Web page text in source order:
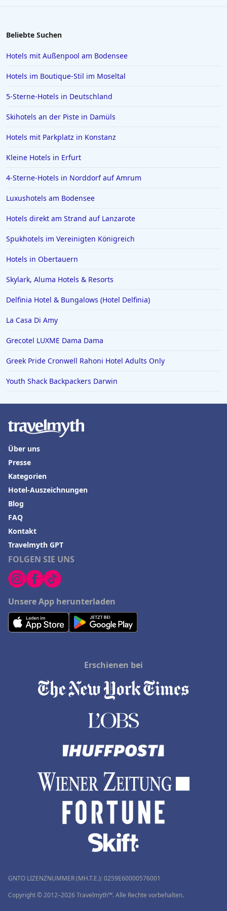
Beliebte Suchen
Hotels mit Außenpool am Bodensee
Hotels im Boutique-Stil im Moseltal
5-Sterne-Hotels in Deutschland
Skihotels an der Piste in Damüls
Hotels mit Parkplatz in Konstanz
Kleine Hotels in Erfurt
4-Sterne-Hotels in Norddorf auf Amrum
Luxushotels am Bodensee
Hotels direkt am Strand auf Lanzarote
Spukhotels im Vereinigten Königreich
Hotels in Obertauern
Skylark, Aluma Hotels & Resorts
Delfinia Hotel & Bungalows (Hotel Delfinia)
La Casa Di Amy
Grecotel LUXME Dama Dama
Greek Pride Cronwell Rahoni Hotel Adults Only
Youth Shack Backpackers Darwin
FOLGEN SIE UNS
Unsere App herunterladen
Über uns
Presse
Kategorien
Hotel-Auszeichnungen
Blog
FAQ
Kontakt
Travelmyth GPT
Erschienen bei
GNTO LIZENZNUMMER (MH.T.E.): 0259Ε60000576001
Copyright © 2012–2026 Travelmyth™. Alle Rechte vorbehalten.